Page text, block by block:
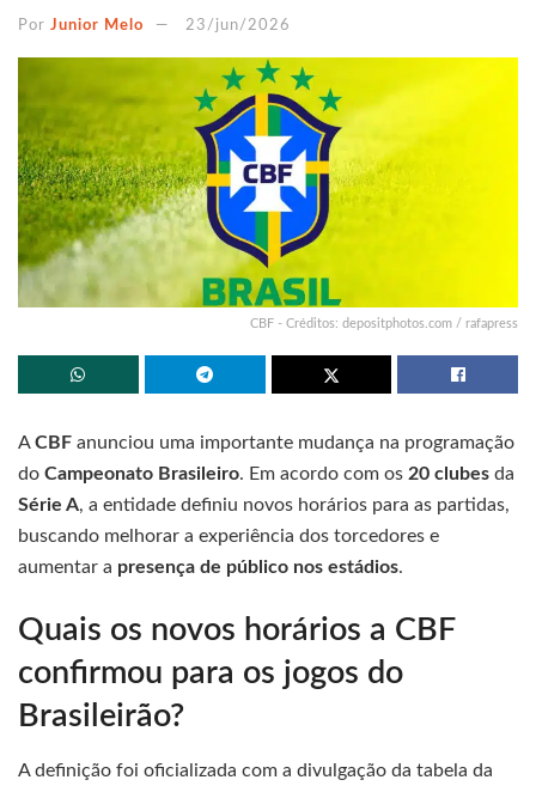
Por Junior Melo 23/jun/2026
CBF - Créditos: depositphotos.com / rafapress
ACBF anunciou uma importante mudança na programação
do Campeonato Brasileiro. Em acordo com os 20 clubes da
Série A, a entidade definiu novos horários para as partidas,
buscando melhorar a experiência dos torcedores e
aumentar a presença de público nos estádios.
Quais os novos horários a CBF
confirmou para os jogos do
Brasileirão?
A definição foi oficializada com a divulgação da tabela da